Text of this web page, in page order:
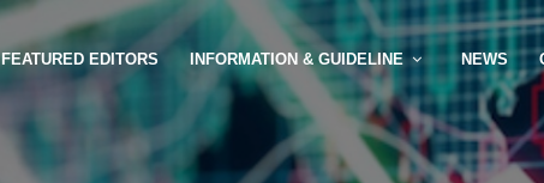
FEATURED EDITORS INFORMATION & GUIDELINE NEWS